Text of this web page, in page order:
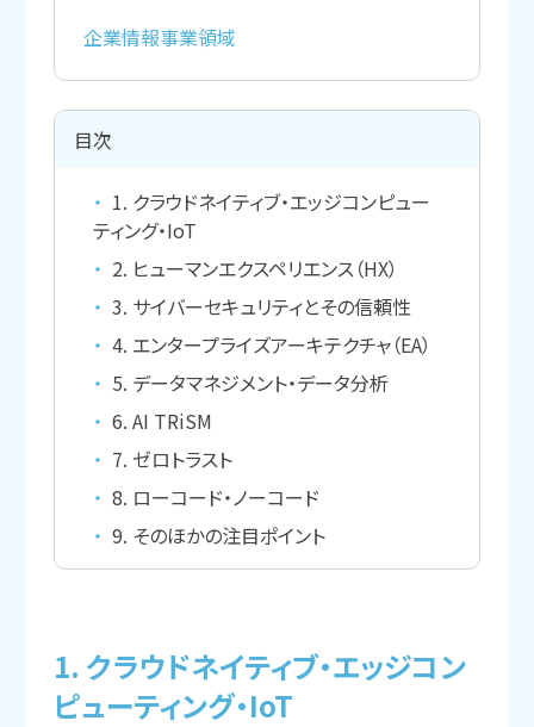
企業情報事業領域
目次
1. クラウドネイティブ・エッジコンピュー
ティング・IoT
2. ヒューマンエクスペリエンス（HX）
3. サイバーセキュリティとその信頼性
4. エンタープライズアーキテクチャ（EA）
5. データマネジメント・データ分析
6. AI TRiSM
7. ゼロトラスト
8. ローコード・ノーコード
9. そのほかの注目ポイント
1. クラウドネイティブ・エッジコン
ピューティング・IoT